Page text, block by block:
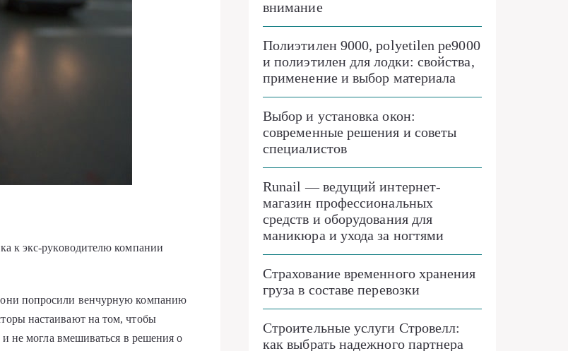
к экс-руководителю компании
они попросили венчурную компанию
настаивают на том, чтобы
и не могла вмешиваться в решения о
внимание
Полиэтилен 9000, polyetilen pe9000
и полиэтилен для лодки: свойства,
применение и выбор материала
Выбор и установка окон:
современные решения и советы
специалистов
Runail — ведущий интернет-
магазин профессиональных
средств и оборудования для
маникюра и ухода за ногтями
Страхование временного хранения
груза в составе перевозки
Строительные услуги Стровелл:
как выбрать надежного партнера